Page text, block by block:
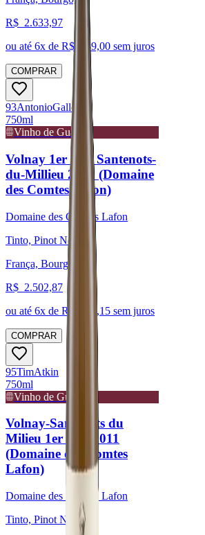
R$ 2.633,97
ou até 6x de R$ 439,00 sem juros
COMPRAR
93AntonioGalloni
750ml
Vinho de Guarda
Volnay 1er Cru Santenots-
du-Millieu 2013 (Domaine
des Comtes Lafon)
Domaine des Comtes Lafon
Tinto, Pinot Noir
França, Bourgogne
R$ 2.502,87
ou até 6x de R$ 417,15 sem juros
COMPRAR
95TimAtkin
750ml
Vinho de Guarda
Volnay-Santenots du
Milieu 1er Cru 2011
(Domaine des Comtes
Lafon)
Domaine des Comtes Lafon
Tinto, Pinot Noir